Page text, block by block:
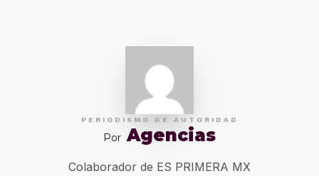
PERIODISMO DE AUTORIDAD
Por Agencias
Colaborador de ES PRIMERA MX